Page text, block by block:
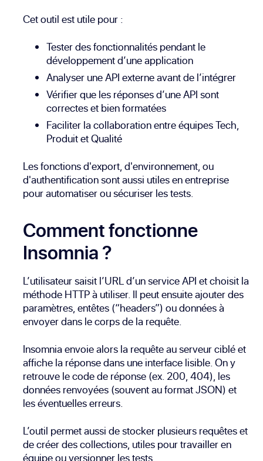
Cet outil est utile pour :
Tester des fonctionnalités pendant le
développement d’une application
Analyser une API externe avant de l’intégrer
Vérifier que les réponses d’une API sont
correctes et bien formatées
Faciliter la collaboration entre équipes Tech,
Produit et Qualité
Les fonctions d'export, d'environnement, ou
d'authentification sont aussi utiles en entreprise
pour automatiser ou sécuriser les tests.
Comment fonctionne
Insomnia ?
L’utilisateur saisit l’URL d’un service API et choisit la
méthode HTTP à utiliser. Il peut ensuite ajouter des
paramètres, entêtes (“headers”) ou données à
envoyer dans le corps de la requête.
Insomnia envoie alors la requête au serveur ciblé et
affiche la réponse dans une interface lisible. On y
retrouve le code de réponse (ex. 200, 404), les
données renvoyées (souvent au format JSON) et
les éventuelles erreurs.
L’outil permet aussi de stocker plusieurs requêtes et
de créer des collections, utiles pour travailler en
équipe ou versionner les tests.